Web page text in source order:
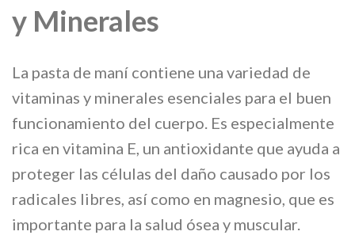
y Minerales
La pasta de maní contiene una variedad de
vitaminas y minerales esenciales para el buen
funcionamiento del cuerpo. Es especialmente
rica en vitamina E, un antioxidante que ayuda a
proteger las células del daño causado por los
radicales libres, así como en magnesio, que es
importante para la salud ósea y muscular.